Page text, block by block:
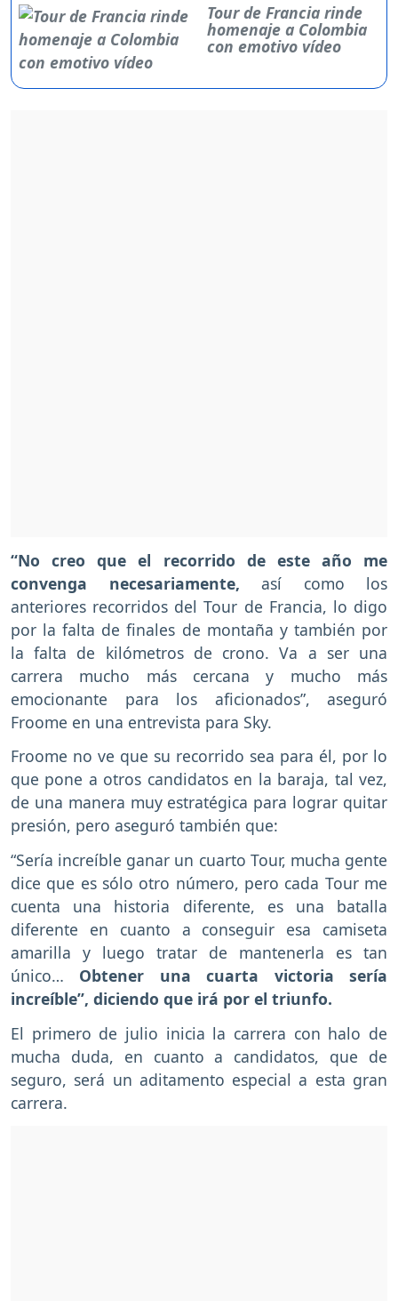
Tour de Francia rinde
homenaje a Colombia
con emotivo vídeo
“No creo que el recorrido de este año me
convenga necesariamente, así como los
anteriores recorridos del Tour de Francia, lo digo
por la falta de finales de montaña y también por
la falta de kilómetros de crono. Va a ser una
carrera mucho más cercana y mucho más
emocionante para los aficionados”, aseguró
Froome en una entrevista para Sky.
Froome no ve que su recorrido sea para él, por lo
que pone a otros candidatos en la baraja, tal vez,
de una manera muy estratégica para lograr quitar
presión, pero aseguró también que:
“Sería increíble ganar un cuarto Tour, mucha gente
dice que es sólo otro número, pero cada Tour me
cuenta una historia diferente, es una batalla
diferente en cuanto a conseguir esa camiseta
amarilla y luego tratar de mantenerla es tan
único… Obtener una cuarta victoria sería
increíble”, diciendo que irá por el triunfo.
El primero de julio inicia la carrera con halo de
mucha duda, en cuanto a candidatos, que de
seguro, será un aditamento especial a esta gran
carrera.